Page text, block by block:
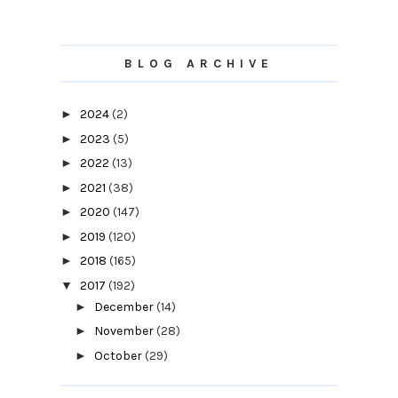
BLOG ARCHIVE
► 2024(2)
► 2023 (5)
► 2022 (13)
► 2021 (38)
► 2020 (147)
► 2019 (120)
► 2018 (165)
▼ 2017 (192)
► December(14)
► November(28)
►October(29)